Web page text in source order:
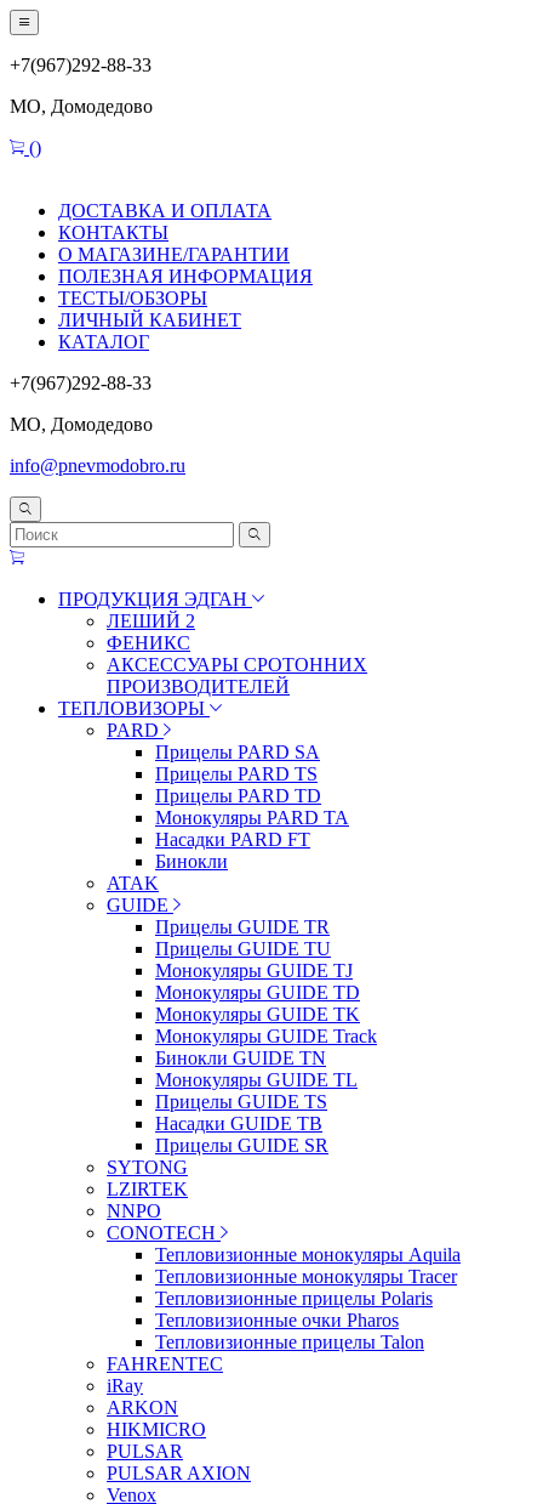
+7(967)292-88-33
МО, Домодедово
()
ДОСТАВКА И ОПЛАТА
КОНТАКТЫ
О МАГАЗИНЕ/ГАРАНТИИ
ПОЛЕЗНАЯ ИНФОРМАЦИЯ
ТЕСТЫ/ОБЗОРЫ
ЛИЧНЫЙ КАБИНЕТ
КАТАЛОГ
+7(967)292-88-33
МО, Домодедово
info@pnevmodobro.ru
ПРОДУКЦИЯ ЭДГАН
ЛЕШИЙ 2
ФЕНИКС
АКСЕССУАРЫ СРОТОННИХ
ПРОИЗВОДИТЕЛЕЙ
ТЕПЛОВИЗОРЫ
PARD
Прицелы PARD SA
Прицелы PARD TS
Прицелы PARD TD
Монокуляры PARD TA
Насадки PARD FT
Бинокли
ATAK
GUIDE
Прицелы GUIDE TR
Прицелы GUIDE TU
Монокуляры GUIDE TJ
Монокуляры GUIDE TD
Монокуляры GUIDE TK
Монокуляры GUIDE Track
Бинокли GUIDE TN
Монокуляры GUIDE TL
Прицелы GUIDE TS
Насадки GUIDE TB
Прицелы GUIDE SR
SYTONG
LZIRTEK
NNPO
CONOTECH
Тепловизионные монокуляры Aquila
Тепловизионные монокуляры Tracer
Тепловизионные прицелы Polaris
Тепловизионные очки Pharos
Тепловизионные прицелы Talon
FAHRENTEC
iRay
ARKON
HIKMICRO
PULSAR
PULSAR AXION
Venox